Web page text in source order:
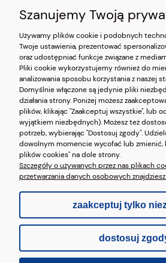
OBSŁUGA KLIENTA
POMOC
MOJE KONTO
pokaż pełną wersję
Sklep internetowy
Szanujemy Twoją
Używamy plików cookie i podobnych
Twoje ustawienia, prezentować
oraz udostępniać funkcje związane z
Pliki cookie wykorzystujemy również do
analizowania sposobu korzystania z naszej
Domyślnie włączone są jedynie pliki
działania strony. Poniżej możesz
plików, klikając "Zaakceptuj wszystkie", lub
wyjątkiem niezbędnych). Możesz też
potrzeb, wybierając "Dostosuj zgody".
dowolnym momencie wycofać lub zmienić,
plików cookies" na dole strony.
Szczegóły o używanych przez nas plikach
przetwarzania danych osobowych
zaakceptuj tylko
dostosuj